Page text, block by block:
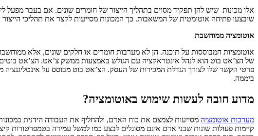
אלו מכונות שיש להן תפקיד מסוים בתהליך הייצור של חומרים שונים. אם בעבר מפעל
שיבצעו פתיחה אוטומטית של המשאבות. כך המכונות מסייעות לקצר את תהליכי
אוטומציה ממוחשבת
אוטומציות המבוססות על תוכנה. הן לא מערבות חומרים או חלקים שונים, אלא
של הצ’אט בוט הוא לנהל אינטראקציה עם הגולש באמצעות ממשק צ’אט. הצ’אט בוטים
ביממה.
מדוע חובה לעשות שימוש באוטומציה?
מערכות אוטומציה מסייעות לצמצם את כוח האדם, ולהחליף את העבודה הידנית
קיימות פעולות שונות שבני אדם אינם מסוגלים לבצע כמו למשל עמידה בטמפרטורות